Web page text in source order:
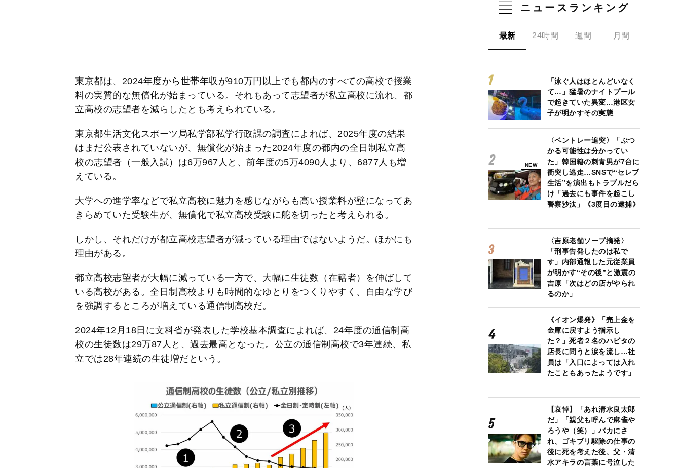
東京都は、2024年度から世帯年収が910万円以上でも都内のすべての高校で授業
料の実質的な無償化が始まっている。それもあって志望者が私立高校に流れ、都
立高校の志望者を減らしたとも考えられている。
東京都生活文化スポーツ局私学部私学行政課の調査によれば、2025年度の結果
はまだ公表されていないが、無償化が始まった2024年度の都内の全日制私立高
校の志望者（一般入試）は6万967人と、前年度の5万4090人より、6877人も増
えている。
大学への進学率などで私立高校に魅力を感じながらも高い授業料が壁になってあ
きらめていた受験生が、無償化で私立高校受験に舵を切ったと考えられる。
しかし、それだけが都立高校志望者が減っている理由ではないようだ。ほかにも
理由がある。
都立高校志望者が大幅に減っている一方で、大幅に生徒数（在籍者）を伸ばして
いる高校がある。全日制高校よりも時間的なゆとりをつくりやすく、自由な学び
を強調するところが増えている通信制高校だ。
2024年12月18日に文科省が発表した学校基本調査によれば、24年度の通信制高
校の生徒数は29万87人と、過去最高となった。公立の通信制高校で3年連続、私
立では28年連続の生徒増だという。
ニュースランキング
最新 24時間 週間 月間
「泳ぐ人はほとんどいなく
て…」猛暑のナイトプール
で起きていた異変…港区女
子が明かすその実態
NEW
〈ベントレー追突〉「ぶつ
かる可能性は分かってい
た」韓国籍の刺青男が7台に
衝突し逃走…SNSで“セレブ
生活”を演出もトラブルだら
け「過去にも事件を起こし
警察沙汰」《3度目の逮捕》
〈吉原老舗ソープ摘発〉
「刑事告発したのは私で
す」内部通報した元従業員
が明かす“その後”と激震の
吉原「次はどの店がやられ
るのか」
《イオン爆発》「売上金を
金庫に戻すよう指示し
た？」死者２名のハビタの
店長に問うと涙を流し…社
員は「入口によっては入れ
たこともあったようです」
【哀悼】「あれ清水良太郎
だ」「親父も呼んで麻雀や
ろうや（笑）」バカにさ
れ、ゴキブリ駆除の仕事の
後に死を考えた後、父・清
水アキラの言葉に号泣した